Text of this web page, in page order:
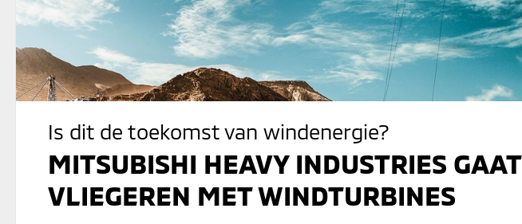
Is dit de toekomst van windenergie?
MITSUBISHI HEAVY INDUSTRIES GAAT
VLIEGEREN MET WINDTURBINES